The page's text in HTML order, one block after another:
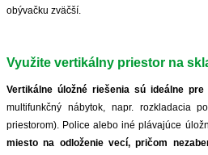
obývačku zväčší.
Využite vertikálny priestor na
Vertikálne úložné riešenia sú ideálne
multifunkčný nábytok, napr. rozkladacia
priestorom). Police alebo iné plávajúce
miesto na odloženie vecí, pričom